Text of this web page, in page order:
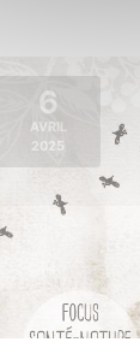
6
AVRIL
2025